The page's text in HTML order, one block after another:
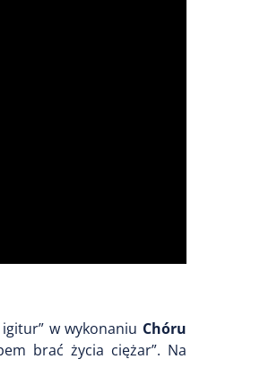
w wykonaniu Chóru
brać życia ciężar”. Na